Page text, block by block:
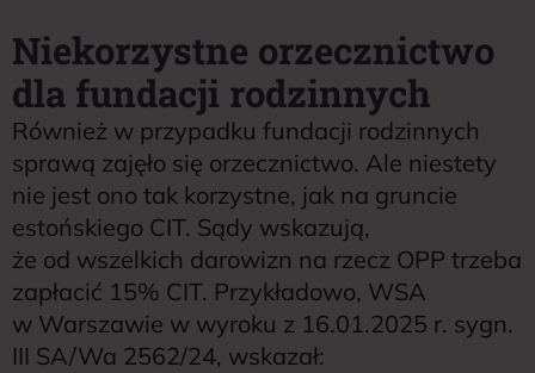
Niekorzystne orzecznictwo
dla fundacji rodzinnych
Również w przypadku fundacji rodzinnych
sprawą zajęło się orzecznictwo. Ale niestety
nie jest ono tak korzystne, jak na gruncie
estońskiego CIT. Sądy wskazują,
że od wszelkich darowizn na rzecz OPP trzeba
zapłacić 15% CIT. Przykładowo, WSA
w Warszawie w wyroku z 16.01.2025 r. sygn.
III SA/Wa 2562/24, wskazał: